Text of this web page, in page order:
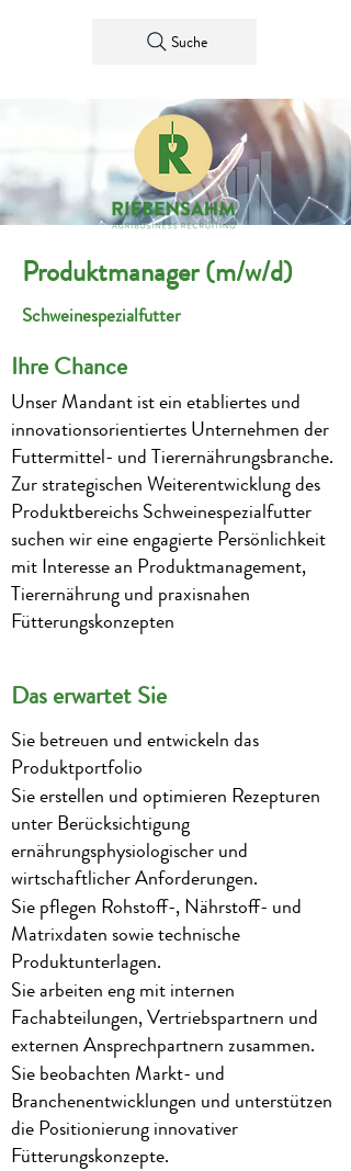
Suche
Produktmanager (m/w/d)
Schweinespezialfutter
Ihre Chance
Unser Mandant ist ein etabliertes und
innovationsorientiertes Unternehmen der
Futtermittel- und Tierernährungsbranche.
Zur strategischen Weiterentwicklung des
Produktbereichs Schweinespezialfutter
suchen wir eine engagierte Persönlichkeit
mit Interesse an Produktmanagement,
Tierernährung und praxisnahen
Fütterungskonzepten
​Das erwartet Sie
Sie betreuen und entwickeln das
Produktportfolio
Sie erstellen und optimieren Rezepturen
unter Berücksichtigung
ernährungsphysiologischer und
wirtschaftlicher Anforderungen.
Sie pflegen Rohstoff-, Nährstoff- und
Matrixdaten sowie technische
Produktunterlagen.
Sie arbeiten eng mit internen
Fachabteilungen, Vertriebspartnern und
externen Ansprechpartnern zusammen.
Sie beobachten Markt- und
Branchenentwicklungen und unterstützen
die Positionierung innovativer
Fütterungskonzepte.